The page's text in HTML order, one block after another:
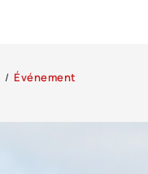
/ Événement